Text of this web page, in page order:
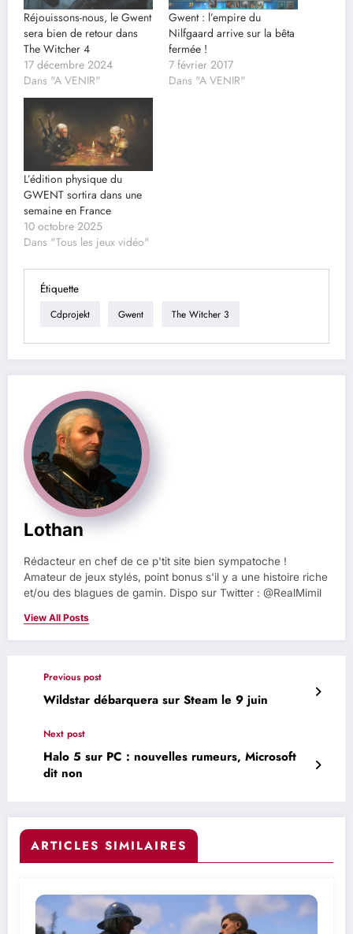
Réjouissons-nous, le Gwent
sera bien de retour dans
The Witcher 4
17 décembre 2024
Dans "A VENIR"
Gwent : l’empire du
Nilfgaard arrive sur la bêta
fermée !
7 février 2017
Dans "A VENIR"
L’édition physique du
GWENT sortira dans une
semaine en France
10 octobre 2025
Dans "Tous les jeux vidéo"
Étiquette
Cdprojekt Gwent The Witcher 3
Lothan
Rédacteur en chef de ce p'tit site bien sympatoche !
Amateur de jeux stylés, point bonus s'il y a une histoire riche
et/ou des blagues de gamin. Dispo sur Twitter : @RealMimil
View All Posts
Previous post
Wildstar débarquera sur Steam le 9 juin
Next post
Halo 5 sur PC : nouvelles rumeurs, Microsoft
dit non
ARTICLES SIMILAIRES